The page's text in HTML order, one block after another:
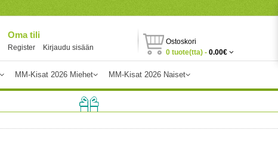
Oma tili
Register Kirjaudu sisään
Ostoskori
0 tuote(tta) - 0.00€
MM-Kisat 2026 Miehet MM-Kisat 2026 Naiset